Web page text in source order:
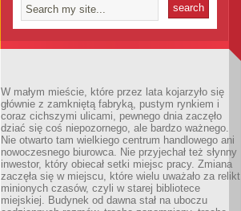
W małym mieście, które przez lata kojarzyło się
głównie z zamkniętą fabryką, pustym rynkiem i
coraz cichszymi ulicami, pewnego dnia zaczęło
dziać się coś niepozornego, ale bardzo ważnego.
Nie otwarto tam wielkiego centrum handlowego ani
nowoczesnego biurowca. Nie przyjechał też słynny
inwestor, który obiecał setki miejsc pracy. Zmiana
zaczęła się w miejscu, które wielu uważało za relikt
minionych czasów, czyli w starej bibliotece
miejskiej. Budynek od dawna stał na uboczu